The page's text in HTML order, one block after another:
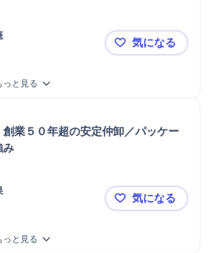
【群馬県/観
気になる
っと見る
業５０年超の安定仲卸／パッケー
み
宇都宮【青
気になる
っと見る